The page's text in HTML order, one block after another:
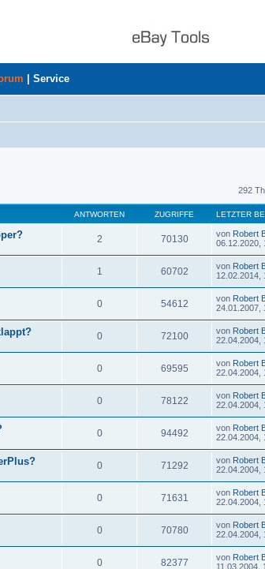
Service
292
ANTWORTEN ZUGRIFFE LETZTER
2 70130 von Robert
06.12.2020,
1 60702 von Robert
12.02.2014,
0 54612 von Robert
24.01.2007,
0 72100 von Robert
22.04.2004,
0 69595 von Robert
22.04.2004,
0 78122 von Robert
22.04.2004,
0 94492 von Robert
22.04.2004,
0 71292 von Robert
22.04.2004,
0 71631 von Robert
22.04.2004,
0 70780 von Robert
22.04.2004,
0 82377 von Robert
11.03.2004,